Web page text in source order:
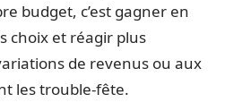
budget, c’est gagner en
choix et réagir plus
de revenus ou aux
les trouble-fête.